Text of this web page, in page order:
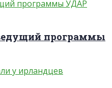
программы